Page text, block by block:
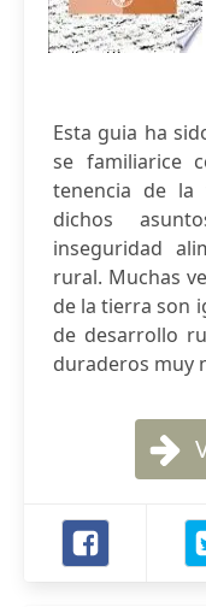
Esta guia ha
se familiarice
tenencia de la
dichos
inseguridad
rural. Muchas
de la tierra son
de desarrollo
duraderos muy